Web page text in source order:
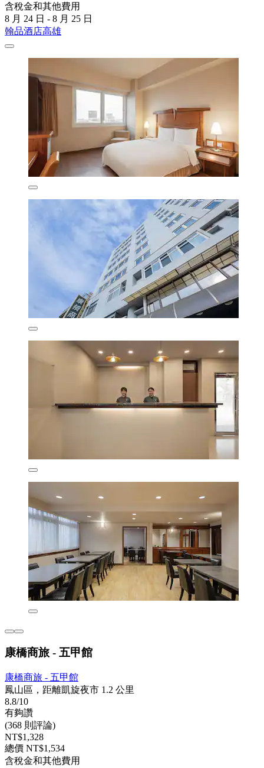
含稅金和其他費用
8 月 24 日 - 8 月 25 日
翰品酒店高雄
康橋商旅 - 五甲館
康橋商旅 - 五甲館
鳳山區，距離凱旋夜市 1.2 公里
8.8/10
有夠讚
(368 則評論)
NT$1,328
總價 NT$1,534
含稅金和其他費用